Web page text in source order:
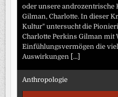
oder unsere androzentrische
Gilman, Charlotte. In dieser
Kultur" untersucht die
Charlotte Perkins Gilman mit
Einfühlungsvermögen die
Auswirkungen [...]
Anthropologie